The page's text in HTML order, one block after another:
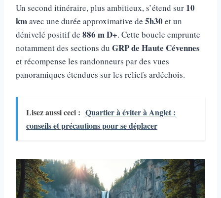
Un second itinéraire, plus ambitieux, s’étend sur 10
kmavec une durée approximative de 5h30 et un
dénivelé positif de 886 m D+. Cette boucle emprunte
notamment des sections du GRP de Haute Cévennes
et récompense les randonneurs par des vues
panoramiques étendues sur les reliefs ardéchois.
Lisez aussi ceci : Quartier à éviter à Anglet :
conseils et précautions pour se déplacer